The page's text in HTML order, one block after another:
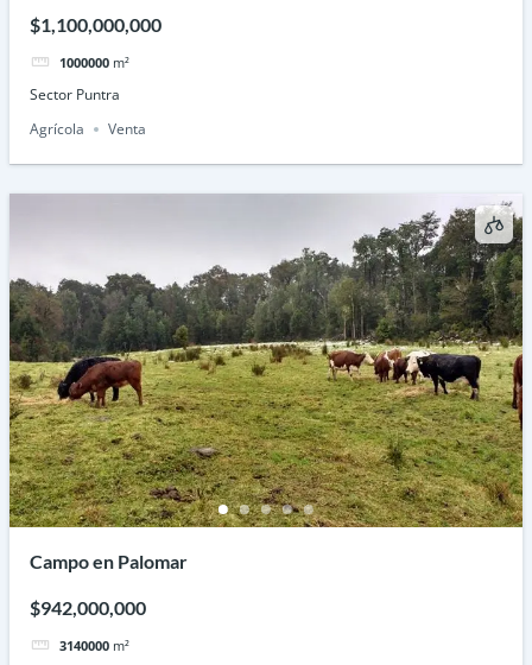
$1,100,000,000
1000000 m²
Sector Puntra
Agrícola
Venta
Campo en Palomar
$942,000,000
3140000 m²